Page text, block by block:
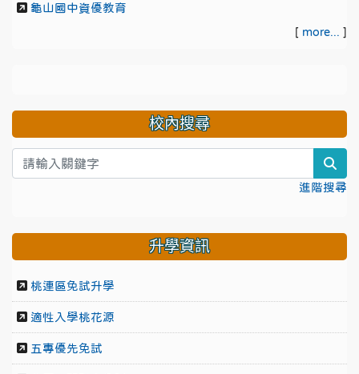
龜山國中資優教育
[ more... ]
校內搜尋
進階搜尋
升學資訊
桃連區免試升學
適性入學桃花源
五專優先免試